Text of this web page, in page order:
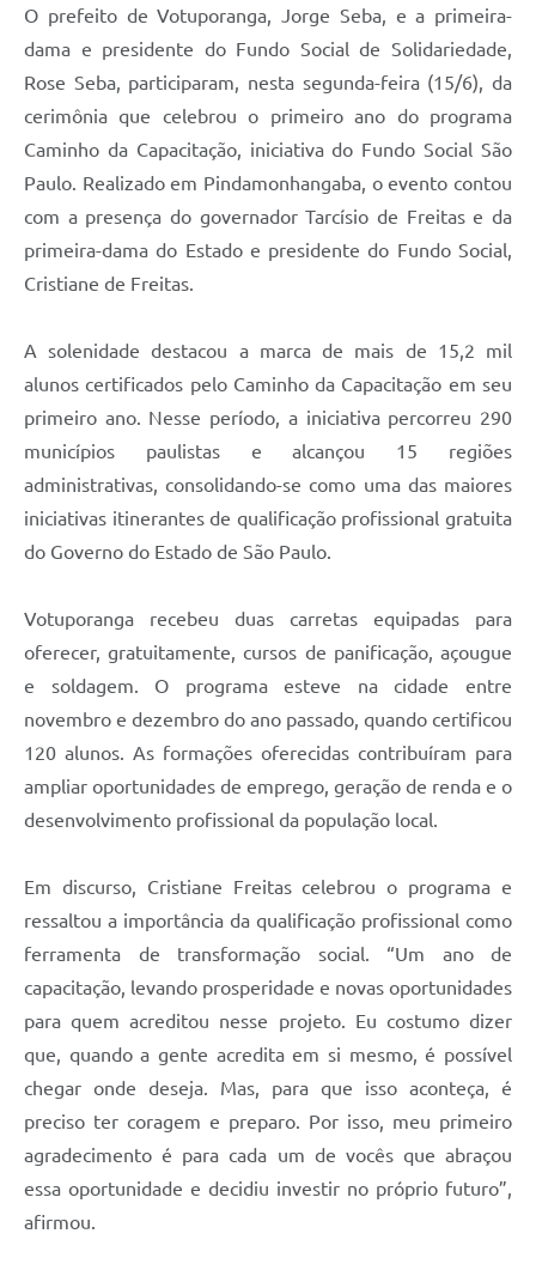
O prefeito de Votuporanga, Jorge Seba, e a primeira-
dama e presidente do Fundo Social de Solidariedade,
Rose Seba, participaram, nesta segunda-feira (15/6), da
cerimônia que celebrou o primeiro ano do programa
Caminho da Capacitação, iniciativa do Fundo Social São
Paulo. Realizado em Pindamonhangaba, o evento contou
com a presença do governador Tarcísio de Freitas e da
primeira-dama do Estado e presidente do Fundo Social,
Cristiane de Freitas.
A solenidade destacou a marca de mais de 15,2 mil
alunos certificados pelo Caminho da Capacitação em seu
primeiro ano. Nesse período, a iniciativa percorreu 290
municípios paulistas e alcançou 15 regiões
administrativas, consolidando-se como uma das maiores
iniciativas itinerantes de qualificação profissional gratuita
do Governo do Estado de São Paulo.
Votuporanga recebeu duas carretas equipadas para
oferecer, gratuitamente, cursos de panificação, açougue
e soldagem. O programa esteve na cidade entre
novembro e dezembro do ano passado, quando certificou
120 alunos. As formações oferecidas contribuíram para
ampliar oportunidades de emprego, geração de renda e o
desenvolvimento profissional da população local.
Em discurso, Cristiane Freitas celebrou o programa e
ressaltou a importância da qualificação profissional como
ferramenta de transformação social. “Um ano de
capacitação, levando prosperidade e novas oportunidades
para quem acreditou nesse projeto. Eu costumo dizer
que, quando a gente acredita em si mesmo, é possível
chegar onde deseja. Mas, para que isso aconteça, é
preciso ter coragem e preparo. Por isso, meu primeiro
agradecimento é para cada um de vocês que abraçou
essa oportunidade e decidiu investir no próprio futuro”,
afirmou.